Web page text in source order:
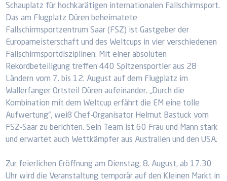
Schauplatz für hochkarätigen internationalen Fallschirmsport.
Das am Flugplatz Düren beheimatete
Fallschirmsportzentrum Saar (FSZ) ist Gastgeber der
Europameisterschaft und des Weltcups in vier verschiedenen
Fallschirmsportdisziplinen. Mit einer absoluten
Rekordbeteiligung treffen 440 Spitzensportler aus 28
Ländern vom 7. bis 12. August auf dem Flugplatz im
Wallerfanger Ortsteil Düren aufeinander. „Durch die
Kombination mit dem Weltcup erfährt die EM eine tolle
Aufwertung“, weiß Chef-Organisator Helmut Bastuck vom
FSZ-Saar zu berichten. Sein Team ist 60 Frau und Mann stark
und erwartet auch Wettkämpfer aus Australien und den USA.
Zur feierlichen Eröffnung am Dienstag, 8. August, ab 17.30
Uhr wird die Veranstaltung temporär auf den Kleinen Markt in